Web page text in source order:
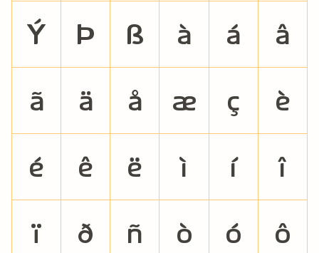
Ý
Þ ß à á
â
ã
ä å æ ç
è
é
ê ë ì í
î
ï
ð ñ ò ó
ô